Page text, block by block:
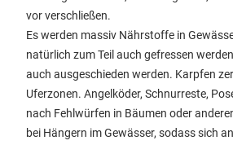
vor verschließen.
Es werden massiv Nährstoffe in
natürlich zum Teil auch gefressen
auch ausgeschieden werden. Karpfen
Uferzonen. Angelköder, Schnurreste,
nach Fehlwürfen in Bäumen oder
bei Hängern im Gewässer, sodass sich